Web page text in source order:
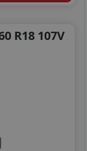
R18 107V